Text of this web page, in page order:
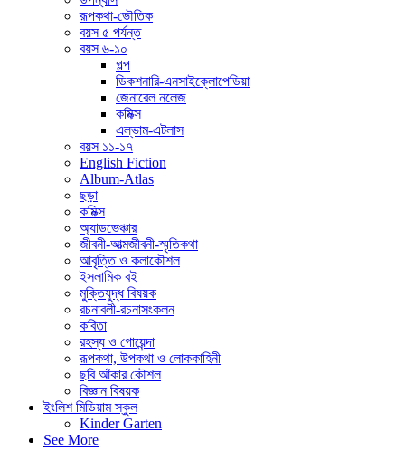
রূপকথা-ভৌতিক
বয়স ৫ পর্যন্ত
বয়স ৬-১০
গল্প
ডিকশনারি-এনসাইক্লোপেডিয়া
জেনারেল নলেজ
কমিক্স
এল্ভাম-এটলাস
বয়স ১১-১৭
English Fiction
Album-Atlas
ছড়া
কমিক্স
অ্যাডভেঞ্চার
জীবনী-আত্মজীবনী-স্মৃতিকথা
আবৃত্তি ও কলাকৌশল
ইসলামিক বই
মুক্তিযুদ্ধ বিষয়ক
রচনাবলী-রচনাসংকলন
কবিতা
রহস্য ও গোয়েন্দা
রূপকথা, উপকথা ও লোককাহিনী
ছবি আঁকার কৌশল
বিজ্ঞান বিষয়ক
ইংলিশ মিডিয়াম স্কুল
Kinder Garten
See More